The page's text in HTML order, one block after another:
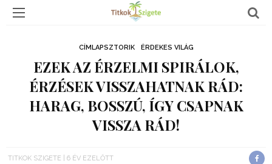
CÍMLAPSZTORIK ÉRDEKES VILÁG
EZEK AZ ÉRZELMI SPIRÁLOK,
ÉRZÉSEK VISSZAHATNAK RÁD:
HARAG, BOSSZÚ, ÍGY CSAPNAK
VISSZA RÁD!
TITKOK SZIGETE 6 ÉV EZELŐTT